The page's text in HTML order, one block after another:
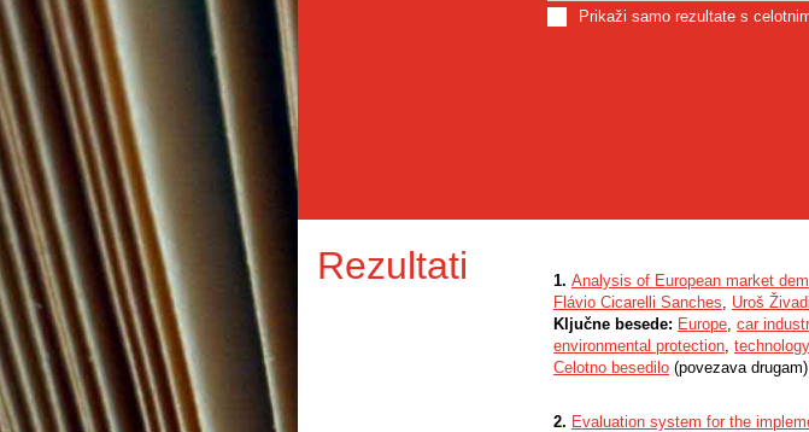
Prikaži samo rezultate s
Rezultati 1. Analysis of European market
Flávio Cicarelli Sanches, Uroš
Ključne besede: Europe, car
environmental protection, technology
Celotno besedilo (povezava drugam)
2. Evaluation system for the